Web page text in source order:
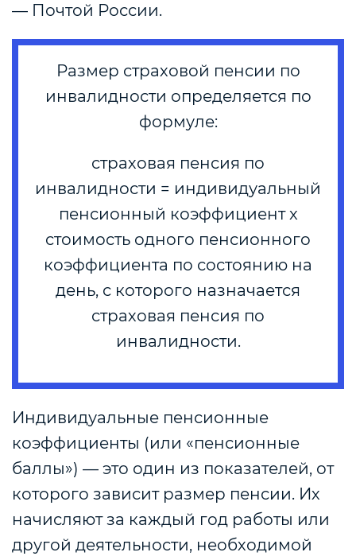
— Почтой России.
Размер страховой пенсии по
инвалидности определяется по
формуле:
страховая пенсия по
инвалидности = индивидуальный
пенсионный коэффициент x
стоимость одного пенсионного
коэффициента по состоянию на
день, с которого назначается
страховая пенсия по
инвалидности.
Индивидуальные пенсионные
коэффициенты (или «пенсионные
баллы») — это один из показателей, от
которого зависит размер пенсии. Их
начисляют за каждый год работы или
другой деятельности, необходимой